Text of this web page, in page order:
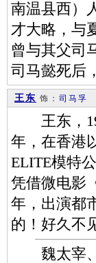
南温县西）
才大略，与
曾与其父司
司马懿死后
王东 饰： 司马孚
王东，
年，在香港
ELITE模特
凭借微电影
年，出演都
的！好久不
魏太宰、